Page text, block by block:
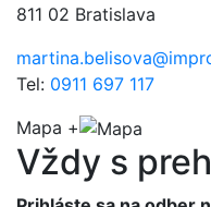
811 02 Bratislava
Tel: 0911 697 117
Mapa +
Vždy s preh